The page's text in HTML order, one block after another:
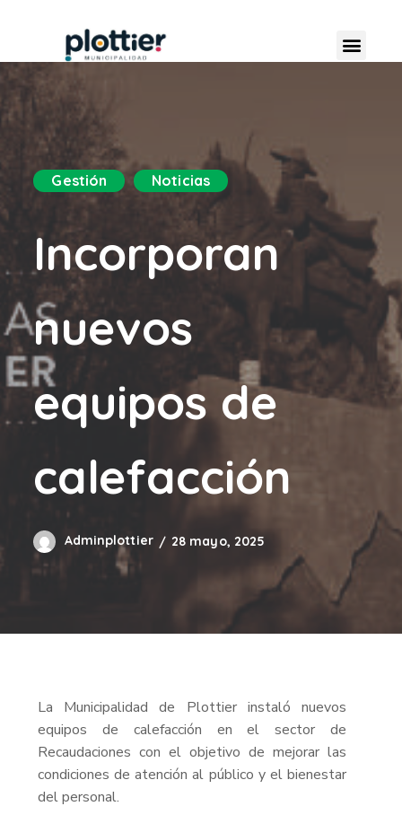
Gestión Noticias
Incorporan
nuevos
equipos de
calefacción
Adminplottier 28 mayo, 2025
La Municipalidad de Plottier instaló nuevos
equipos de calefacción en el sector de
Recaudaciones con el objetivo de mejorar las
condiciones de atención al público y el bienestar
del personal.